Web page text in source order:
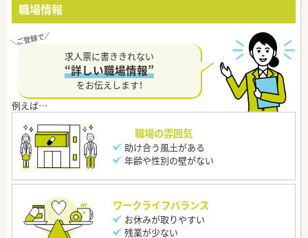
職場情報
求人票に書ききれない
“詳しい職場情報”
をお伝えします！
職場の雰囲気
助け合う風土がある
年齢や性別の壁がない
ワークライフバランス
お休みが取りやすい
残業が少ない